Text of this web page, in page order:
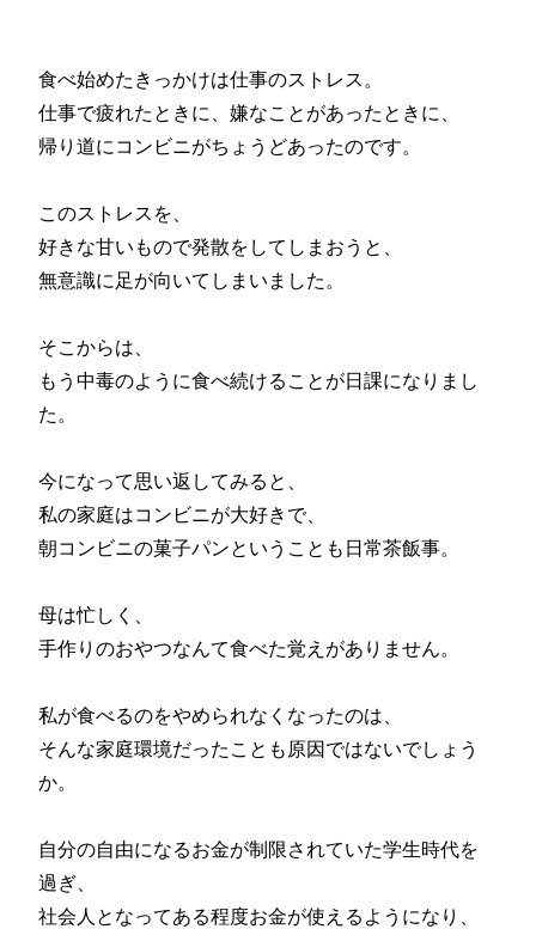
食べ始めたきっかけは仕事のストレス。
仕事で疲れたときに、嫌なことがあったときに、
帰り道にコンビニがちょうどあったのです。
このストレスを、
好きな甘いもので発散をしてしまおうと、
無意識に足が向いてしまいました。
そこからは、
もう中毒のように食べ続けることが日課になりまし
た。
今になって思い返してみると、
私の家庭はコンビニが大好きで、
朝コンビニの菓子パンということも日常茶飯事。
母は忙しく、
手作りのおやつなんて食べた覚えがありません。
私が食べるのをやめられなくなったのは、
そんな家庭環境だったことも原因ではないでしょう
か。
自分の自由になるお金が制限されていた学生時代を
過ぎ、
社会人となってある程度お金が使えるようになり、